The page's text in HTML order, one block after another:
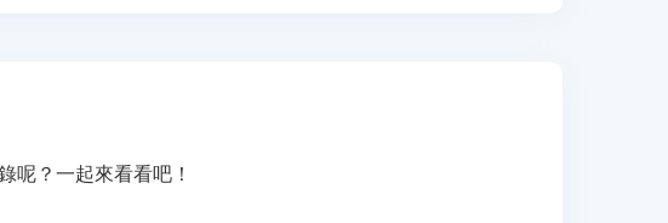
呢？一起來看看吧！